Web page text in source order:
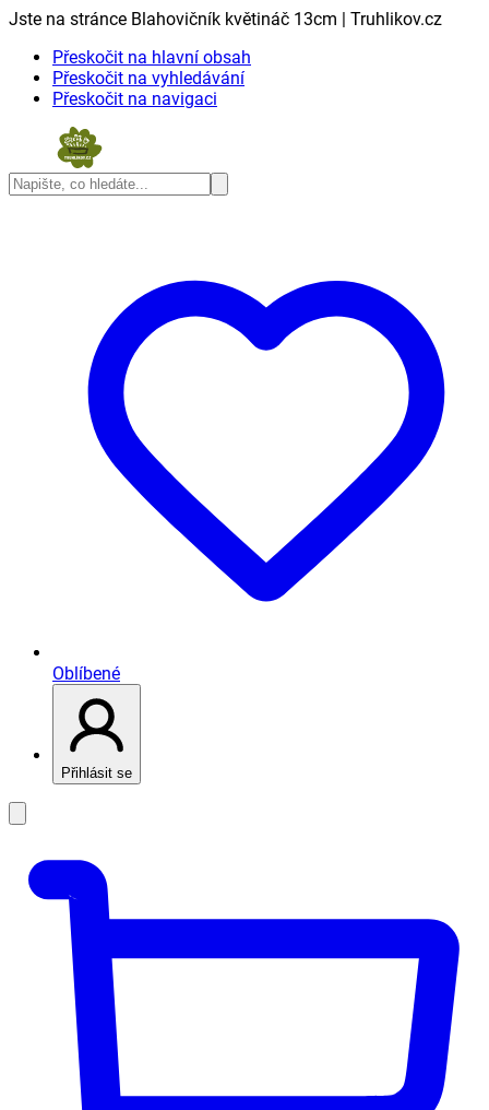
Jste na stránce Blahovičník květináč 13cm | Truhlikov.cz
Přeskočit na hlavní obsah
Přeskočit na vyhledávání
Přeskočit na navigaci
Oblíbené
Přihlásit se